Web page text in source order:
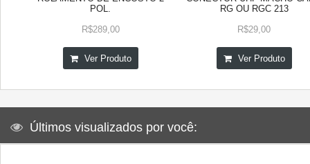
POL.
R$289,00
Ver Produto
RG OU RGC 213
R$29,00
Ver Produto
Últimos visualizados por você: